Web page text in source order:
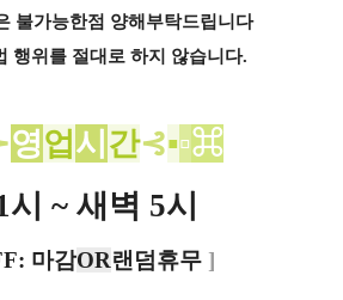
불가능한점 양해부탁드립니다
행위를 절대로 하지 않습니다.
영업시 간⊰▪▫⌘
시 ~ 새벽 5시
마감OR랜덤휴무 ]